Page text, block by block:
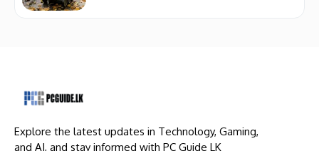
Explore the latest updates in Technology, Gaming,
and AI, and stay informed with PC Guide LK